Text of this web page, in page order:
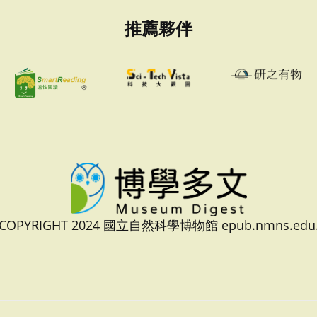
推薦夥伴
2024 國立自然科學博物館